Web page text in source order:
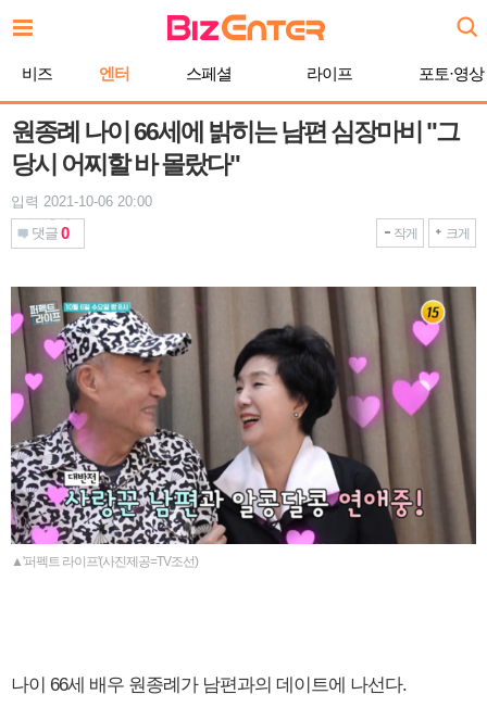
문
비즈 엔터 스페셜 라이프 포토·영상
원종례 나이 66세에 밝히는 남편 심장마비 "그
당시 어찌할 바 몰랐다"
입력 2021-10-06 20:00
댓글 0 작게 크게
▲'퍼펙트 라이프'(사진제공=TV조선)
나이 66세 배우 원종례가 남편과의 데이트에 나선다.